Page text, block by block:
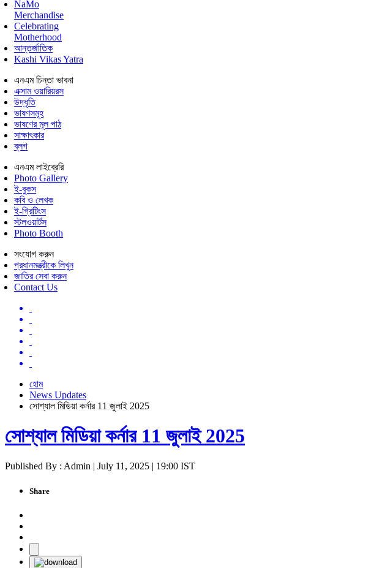
NaMo
Merchandise
Celebrating
Motherhood
আন্তর্জাতিক
Kashi Vikas Yatra
এনএম চিন্তা ভাবনা
এক্সাম ওয়ারিয়রস
উদ্ধৃতি
ভাষণসমূহ
ভাষণের মূল পাঠ
সাক্ষাৎকার
ব্লগ
এনএম লাইব্রেরি
Photo Gallery
ই-বুকস
কবি ও লেখক
ই-গ্রিটিংস
স্টলওয়ার্টস
Photo Booth
সংযোগ করুন
প্রধানমন্ত্রীকে লিখুন
জাতির সেবা করুন
Contact Us
হোম
News Updates
সোশ্যাল মিডিয়া কর্নার 11 জুলাই 2025
সোশ্যাল মিডিয়া কর্নার 11 জুলাই 2025
Published By : Admin | July 11, 2025 | 19:00 IST
Share